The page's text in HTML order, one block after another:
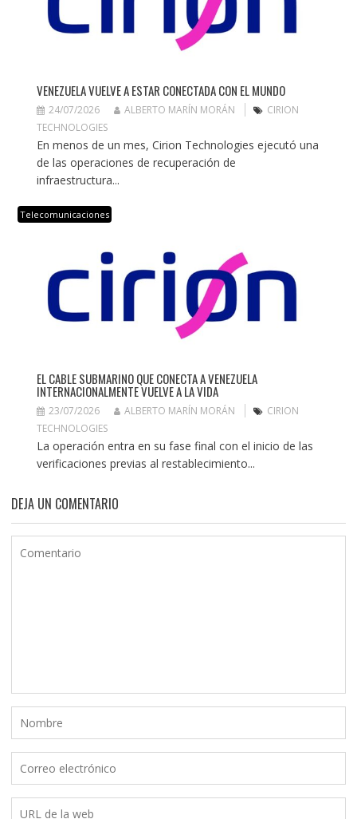
VENEZUELA VUELVE A ESTAR CONECTADA CON EL MUNDO
24/07/2026 ALBERTO MARÍN MORÁN
CIRION
TECHNOLOGIES
En menos de un mes, Cirion Technologies ejecutó una
de las operaciones de recuperación de
infraestructura...
Telecomunicaciones
EL CABLE SUBMARINO QUE CONECTA A VENEZUELA
INTERNACIONALMENTE VUELVE A LA VIDA
23/07/2026 ALBERTO MARÍN MORÁN
CIRION
TECHNOLOGIES
La operación entra en su fase final con el inicio de las
verificaciones previas al restablecimiento...
DEJA UN COMENTARIO